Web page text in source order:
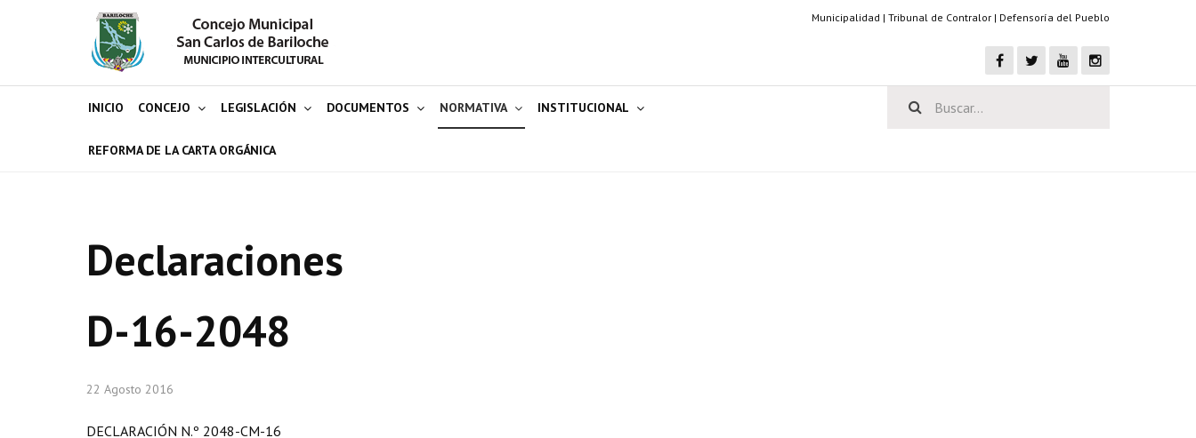
Municipalidad | Tribunal de Contralor | Defensoría del Pueblo
INICIO CONCEJO LEGISLACIÓN DOCUMENTOS NORMATIVA INSTITUCIONAL
REFORMA DE LA CARTA ORGÁNICA
Declaraciones
D-16-2048
22 Agosto 2016
DECLARACIÓN N.º 2048-CM-16